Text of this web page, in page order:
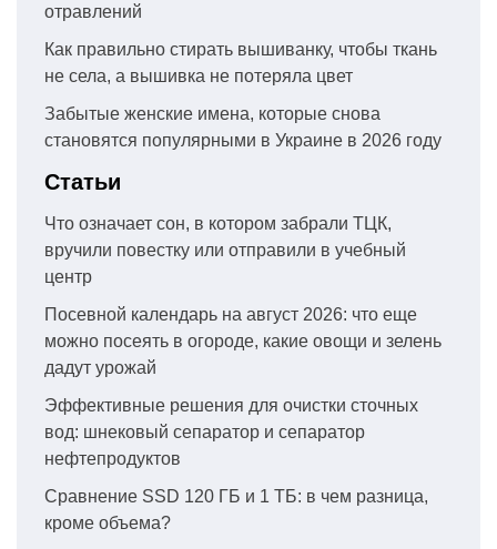
отравлений
Как правильно стирать вышиванку, чтобы ткань
не села, а вышивка не потеряла цвет
Забытые женские имена, которые снова
становятся популярными в Украине в 2026 году
Статьи
Что означает сон, в котором забрали ТЦК,
вручили повестку или отправили в учебный
центр
Посевной календарь на август 2026: что еще
можно посеять в огороде, какие овощи и зелень
дадут урожай
Эффективные решения для очистки сточных
вод: шнековый сепаратор и сепаратор
нефтепродуктов
Сравнение SSD 120 ГБ и 1 ТБ: в чем разница,
кроме объема?